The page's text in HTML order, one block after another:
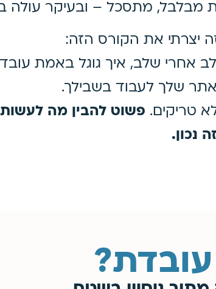
מבלבל, מתסכל – ובעיקר עולה
יצרתי את הקורס הזה:
אחרי שלב, איך גוגל באמת
שלך לעבוד בשבילך.
טריקים. פשוט להבין מה
נכון.